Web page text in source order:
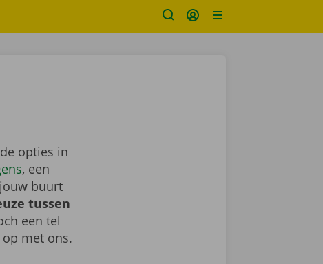
opties in
, een
buurt
tussen
een tel
met ons.